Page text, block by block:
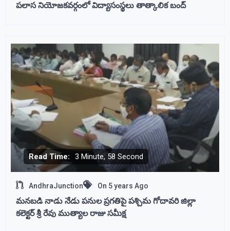
పలాస నియోజకవర్గంలో విద్యాసంస్థలు తాత్కాలిక బంద్
Read Time: 3 Minute, 58 Second
AndhraJunction On 5 years Ago
మనబడి నాడు నేడు పనుల ప్రగతిపై పశ్చిమ గోదావరి జిల్లా
కలెక్టర్ శ్రీ రేవు ముత్యాల రాజు సమీక్ష